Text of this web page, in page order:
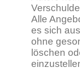
Alle
es sich
ohne
löschen